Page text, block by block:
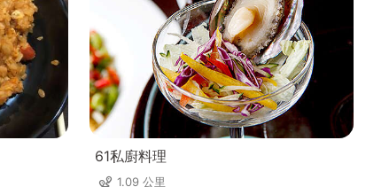
61私廚料理
1.09 公里